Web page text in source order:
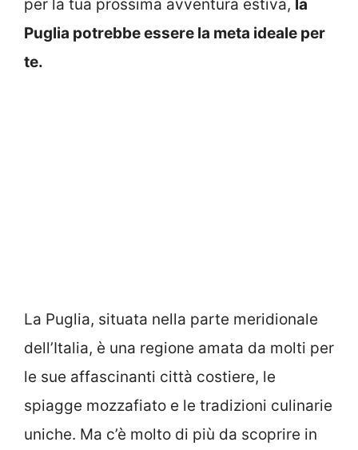
per la tua prossima avventura estiva, la
Puglia potrebbe essere la meta ideale per
te.
La Puglia, situata nella parte meridionale
dell’Italia, è una regione amata da molti per
le sue affascinanti città costiere, le
spiagge mozzafiato e le tradizioni culinarie
uniche. Ma c’è molto di più da scoprire in